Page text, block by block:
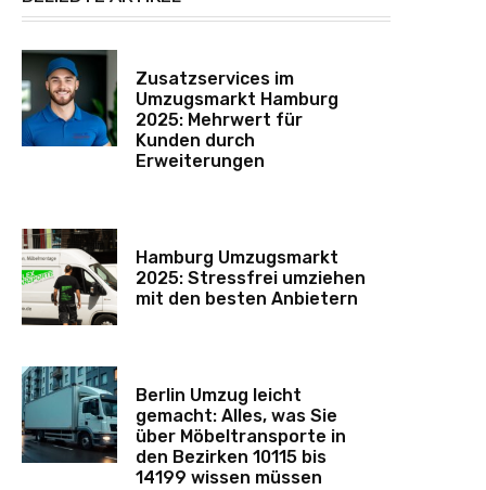
Zusatzservices im
Umzugsmarkt Hamburg
2025: Mehrwert für
Kunden durch
Erweiterungen
Hamburg Umzugsmarkt
2025: Stressfrei umziehen
mit den besten Anbietern
Berlin Umzug leicht
gemacht: Alles, was Sie
über Möbeltransporte in
den Bezirken 10115 bis
14199 wissen müssen